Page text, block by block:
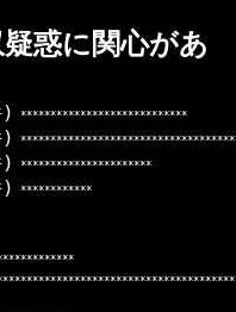
惑に関心があ
) ****************************
) **********************
************